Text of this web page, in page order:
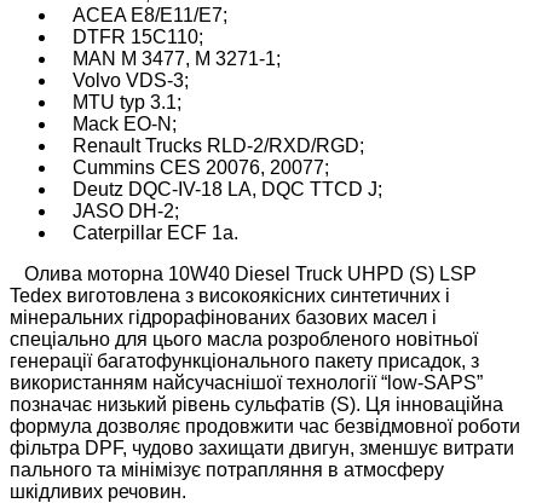
ACEA E8/E11/E7;
DTFR 15C110;
MAN M 3477, M 3271-1;
Volvo VDS-3;
MTU typ 3.1;
Mack EO-N;
Renault Trucks RLD-2/RXD/RGD;
Cummins CES 20076, 20077;
Deutz DQC-IV-18 LA, DQC TTCD J;
JASO DH-2;
Caterpillar ECF 1a.
Олива моторна 10W40 Diesel Truck UHPD (S) LSP
Tedex виготовлена з високоякісних синтетичних і
мінеральних гідрорафінованих базових масел і
спеціально для цього масла розробленого новітньої
генерації багатофункціонального пакету присадок, з
використанням найсучаснішої технології “low-SAPS”
позначає низький рівень сульфатів (S). Ця інноваційна
формула дозволяє продовжити час безвідмовної роботи
фільтра DPF, чудово захищати двигун, зменшує витрати
пального та мінімізує потрапляння в атмосферу
шкідливих речовин.